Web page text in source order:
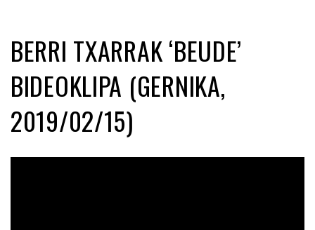
BERRI TXARRAK ‘BEUDE’
BIDEOKLIPA (GERNIKA,
2019/02/15)